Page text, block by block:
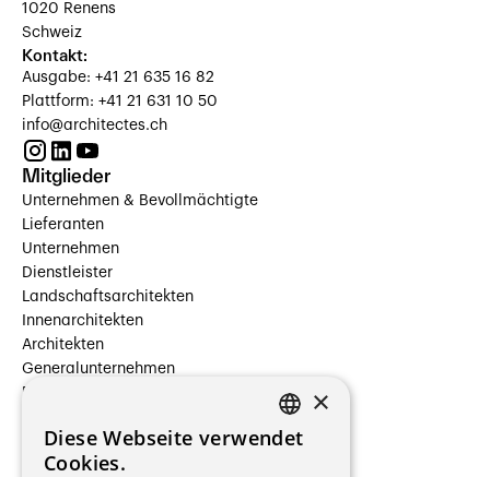
1020 Renens
Schweiz
Kontakt:
Ausgabe: +41 21 635 16 82
Plattform: +41 21 631 10 50
info@architectes.ch
Mitglieder
Unternehmen & Bevollmächtigte
Lieferanten
Unternehmen
Dienstleister
Landschaftsarchitekten
Innenarchitekten
Architekten
Generalunternehmen
Beauftragte Unternehmen
Hersteller/Lieferanten
Bauherrschaften
FRENCH
×
Diese Webseite verwendet
Cookies.